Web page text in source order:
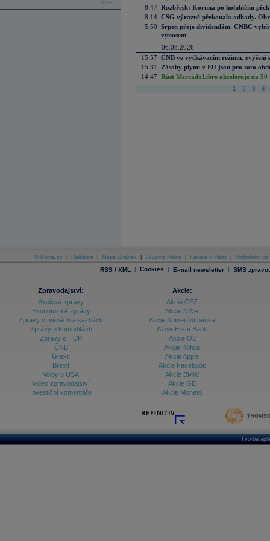
více...
8:47 Rozbřesk: Koruna po holubičím
8:14 CSG výrazně překonala odhady.
5:50 Srpen přeje dividendám. CNBC
výnosem
06.08.2026
15:57 ČNB ve vyčkávacím režimu, zvýšení
15:31
Zásoby plynu v EU jsou pro toto
14:47 Růst MercadoLibre akceleruje na
1 2 3 4
O Patria.cz Reklama Mapa Stránek Skupina Patria Kariéra v Patrii Podmínky
RSS / XML | Cookies | E-mail newsletter | SMS
Zpravodajství:
Akciové zprávy
Ekonomické zprávy
Zprávy o měnách a sazbách
Zprávy o komoditách
Zprávy o HDP
ČNB
Grexit
Brexit
Volby v USA
Video zpravodajství
Investiční komentáře
Akcie:
Akcie ČEZ
Akcie NWR
Akcie Komerční banka
Akcie Erste Bank
Akcie O2
Akcie Kofola
Akcie Apple
Akcie Facebook
Akcie BMW
Akcie GE
Akcie Moneta
Tvorba